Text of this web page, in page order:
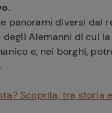
.
panorami diversi dal
Alemanni di cui
e, nei borghi,
Scoprila, tra storia